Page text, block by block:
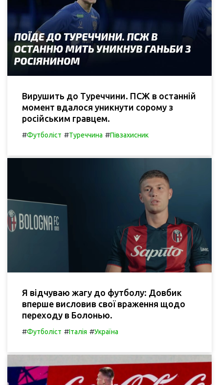
Вирушить до Туреччини. ПСЖ в останній
момент вдалося уникнути сорому з
російським гравцем.
#Футболіст #Туреччина #Півзахисник
Я відчуваю жагу до футболу: Довбик
вперше висловив свої враження щодо
переходу в Болонью.
#Футболіст #Італія #Україна